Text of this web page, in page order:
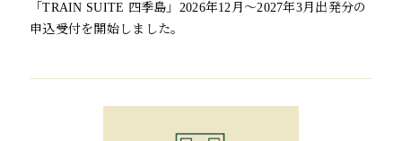
「TRAIN SUITE 四季島」2026年12月～2027年3月出発分の
申込受付を開始しました。